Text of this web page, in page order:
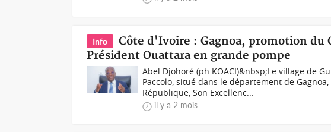
Info
Côte d'Ivoire : Gagnoa, promotion du
Président Ouattara en grande pompe
Abel Djohoré (ph KOACI)&nbsp;Le village de
Paccolo, situé dans le département de
République, Son Excellenc...
il y a 2 mois